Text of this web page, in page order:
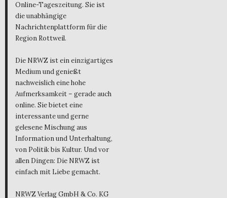
Online-Tageszeitung. Sie ist
die unabhängige
Nachrichtenplattform für die
Region Rottweil.
Die NRWZ ist ein einzigartiges
Medium und genießt
nachweislich eine hohe
Aufmerksamkeit – gerade auch
online. Sie bietet eine
interessante und gerne
gelesene Mischung aus
Information und Unterhaltung,
von Politik bis Kultur. Und vor
allen Dingen: Die NRWZ ist
einfach mit Liebe gemacht.
NRWZ Verlag GmbH & Co. KG